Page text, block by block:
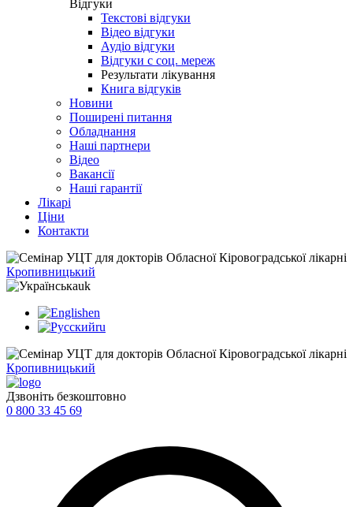
Відгуки
Текстові відгуки
Відео відгуки
Аудіо відгуки
Відгуки с соц. мереж
Результати лікування
Книга відгуків
Новини
Поширені питання
Обладнання
Наші партнери
Відео
Вакансії
Наші гарантії
Лікарі
Ціни
Контакти
Кропивницький
uk
en
ru
Кропивницький
Дзвоніть безкоштовно
0 800 33 45 69